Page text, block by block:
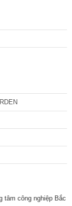
tâm công nghiệp Bắc